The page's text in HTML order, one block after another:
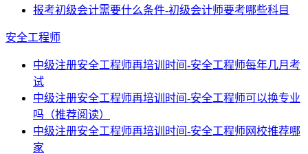
报考初级会计需要什么条件-初级会计师要考哪些科目
安全工程师
中级注册安全工程师再培训时间-安全工程师每年几月考
试
中级注册安全工程师再培训时间-安全工程师可以换专业
吗（推荐阅读）
中级注册安全工程师再培训时间-安全工程师网校推荐哪
家